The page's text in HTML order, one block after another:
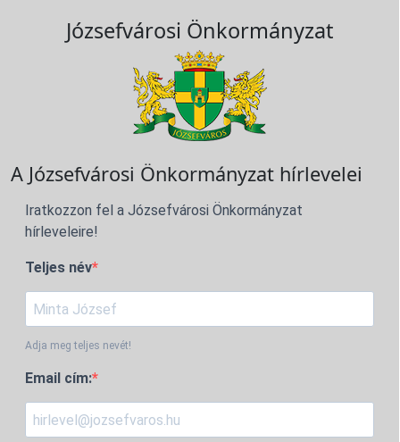
Józsefvárosi Önkormányzat
A Józsefvárosi Önkormányzat hírlevelei
Iratkozzon fel a Józsefvárosi Önkormányzat
hírleveleire!
Teljes név
Adja meg teljes nevét!
Email cím: